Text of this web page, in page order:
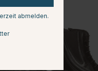
abmelden.